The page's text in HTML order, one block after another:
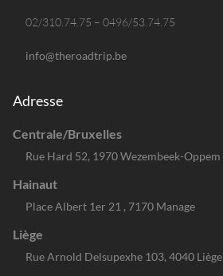
02/310.74.75 – 0496/53.74.75
info@theroadtrip.be
Adresse
Centrale/Bruxelles
Rue Hard 52, 1970 Wezembeek-Oppem
Hainaut
Place Albert 1er 21 , 7170 Manage
Liège
Rue Arnold Delsupexhe 103, 4040 Liège